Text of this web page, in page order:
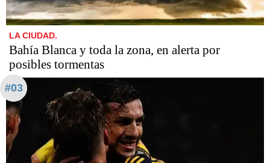
LA CIUDAD.
Bahía Blanca y toda la zona, en alerta por
posibles tormentas
#03